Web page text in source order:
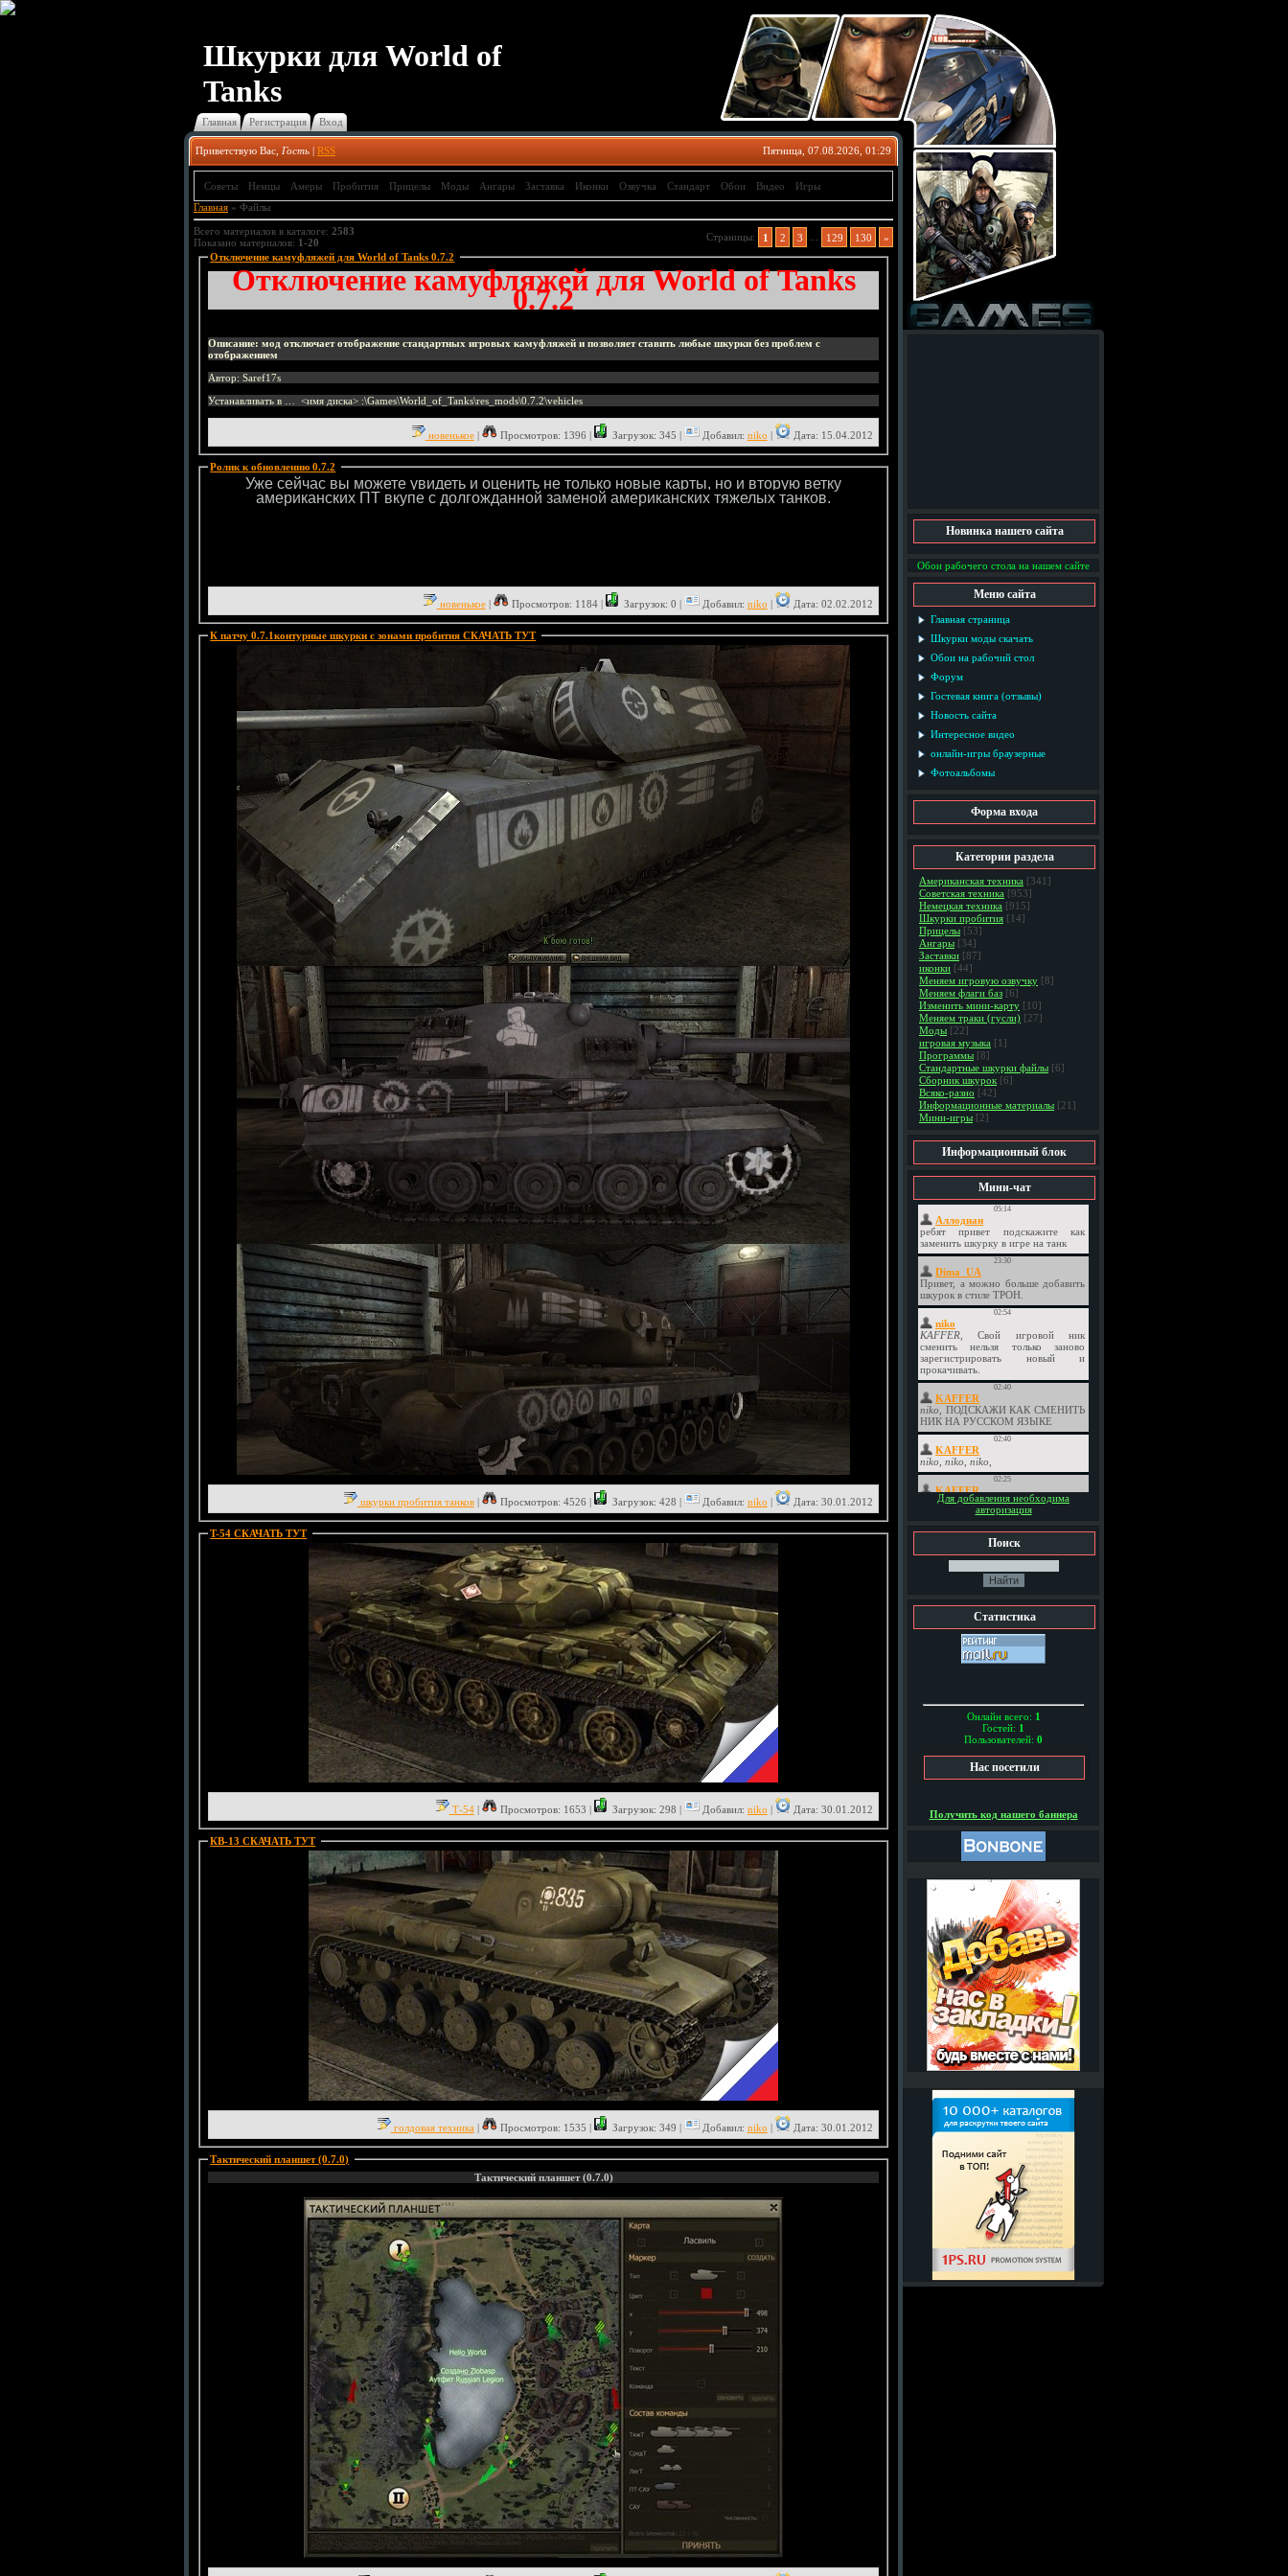
Шкурки для World of
Tanks
Главная Регистрация Вход
Приветствую Вас Гость | RSS Пятница, 07.08.2026, 01:29
Советы Немцы Амеры Пробития Прицелы Моды Ангары Заставка Иконки Озвучка Стандарт Обои Видео
Игры
Главная » Файлы
Всего материалов в каталоге: 2583
Показано материалов: 1-20 Страницы: 1 2 3 129 130
»
Отключение камуфляжей для World of Tanks 0.7.2
Отключение камуфляжей для World of Tanks
0.7.2
Описание: мод отключает отображение стандартных игровых камуфляжей и позволяет ставить любые шкурки без проблем с
отображением
Автор: Saref17s
Устанавливать в … <имя диска> :\Games\World_of_Tanks\res_mods\0.7.2\vehicles
новенькое| Просмотров: 1396 | Загрузок: 345 | Добавил: niko | Дата: 15.04.2012
Ролик к обновлению 0.7.2
Уже сейчас вы можете увидеть и оценить не только новые карты, но и вторую ветку
американских ПТ вкупе с долгожданной заменой американских тяжелых танков.
новенькое| Просмотров: 1184 | Загрузок: 0 | Добавил: niko | Дата: 02.02.2012
К патчу 0.7.1контурные шкурки с зонами пробития СКАЧАТЬ ТУТ:
шкурки пробития танков| Просмотров: 4526 | Загрузок: 428 | Добавил: niko | Дата: 30.01.2012
T-54 СКАЧАТЬ ТУТ:
Т-54| Просмотров: 1653 | Загрузок: 298 | Добавил: niko | Дата: 30.01.2012
КВ-13 СКАЧАТЬ ТУТ:
голдовая техника| Просмотров: 1535 | Загрузок: 349 | Добавил: niko | Дата: 30.01.2012
Тактический планшет (0.7.0)
Тактический планшет (0.7.0)
Новинка нашего сайта
Обои рабочего стола на нашем сайте
Меню сайта
Главная страница
Шкурки моды скачать
Обои на рабочий стол
Форум
Гостевая книга (отзывы)
Новость сайта
Интересное видео
онлайн-игры браузерные
Фотоальбомы
Форма входа
Категории раздела
Американская техника [341]
Советская техника [953]
Немецкая техника [915]
Шкурки пробития [14]
Прицелы [53]
Ангары [34]
Заставки [87]
иконки [44]
Меняем игровую озвучку [8]
Меняем флаги баз [6]
Изменить мини-карту [10]
Меняем траки (гусли) [27]
Моды [22]
игровая музыка [1]
Программы [8]
Стандартные шкурки файлы [6]
Сборник шкурок [6]
Всяко-разно [42]
Информационные материалы [21]
Мини-игры [2]
Информационный блок
Мини-чат
Для добавления необходима
авторизация
Поиск
Статистика
Онлайн всего: 1
Гостей: 1
Пользователей: 0
Нас посетили
Получить код нашего баннера